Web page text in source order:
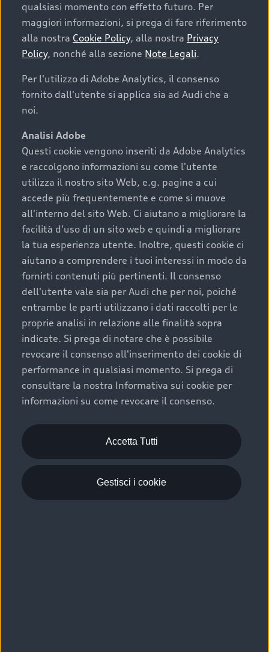
Cosa sapere prima di
acquistare la tua prossima
auto
I requisiti fondamentali da considerare prima di
acquistare un’auto usata, oltre al prezzo e all'aspetto,
chilometraggio: un valore contenuto corrisponde a
uno stato migliore del veicolo e a una maggiore
durata nel tempo;
cronologia dei tagliandi: una documentazione
completa della vettura certifica una manutenzione
costante e accurata;
condizioni della carrozzeria e degli interni: una
buona conservazione evidenzia cura e attenzione del
precedente proprietario;
efficienza meccanica: motore, trasmissione e
componenti principali in ottimo stato garantiscono
prestazioni affidabili e sicure.
Acquistare un’auto usata in una Concessionaria ufficiale
Audi che offre l’usato garantito tramite Audi Prima
Scelta :plus, significa affidarsi ad un prodotto che viene
sottoposto a 110 controlli approfonditi e coperto da
garanzia fino a 4 anni per una maggiore tutela del tuo
acquisto.
qualsiasi momento con effetto futuro. Per
maggiori informazioni, si prega di fare riferimento
alla nostra Cookie Policy, alla nostra Privacy
Policy, nonché alla sezione Note Legali.
Per l'utilizzo di Adobe Analytics, il consenso
fornito dall'utente si applica sia ad Audi che a
noi.
Analisi Adobe
Questi cookie vengono inseriti da Adobe Analytics
e raccolgono informazioni su come l'utente
utilizza il nostro sito Web, e.g. pagine a cui
accede più frequentemente e come si muove
all'interno del sito Web. Ci aiutano a migliorare la
facilità d'uso di un sito web e quindi a migliorare
la tua esperienza utente. Inoltre, questi cookie ci
aiutano a comprendere i tuoi interessi in modo da
fornirti contenuti più pertinenti. Il consenso
dell'utente vale sia per Audi che per noi, poiché
entrambe le parti utilizzano i dati raccolti per le
proprie analisi in relazione alle finalità sopra
indicate. Si prega di notare che è possibile
revocare il consenso all'inserimento dei cookie di
performance in qualsiasi momento. Si prega di
consultare la nostra Informativa sui cookie per
informazioni su come revocare il consenso.
Accetta Tutti
Gestisci i cookie